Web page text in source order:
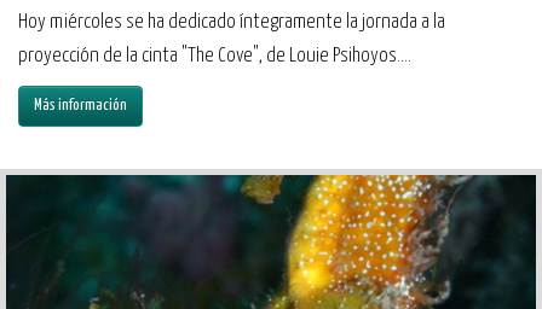
Hoy miércoles se ha dedicado íntegramente la jornada a la
proyección de la cinta "The Cove", de Louie Psihoyos....
Más información